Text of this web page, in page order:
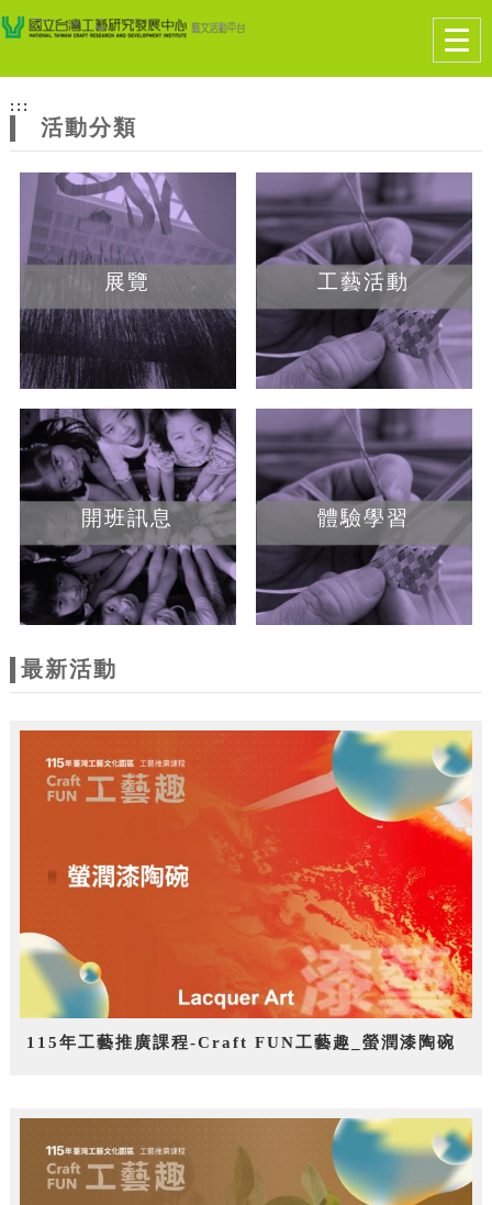
網
站
主
題
跳到主要內容
網站導覽
:::
活動分類
展覽 工藝活動
開班訊息 體驗學習
最新活動
115年工藝推廣課程-Craft FUN工藝趣_螢潤漆陶碗